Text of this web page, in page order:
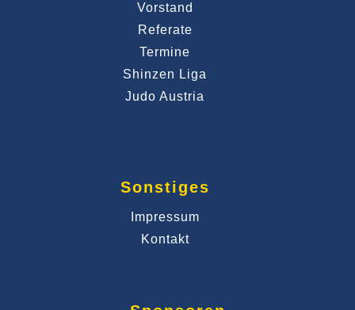
Vorstand
Referate
Termine
Shinzen Liga
Judo Austria
Sonstiges
Impressum
Kontakt